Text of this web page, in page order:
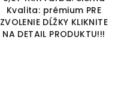
Kvalita: prémium PRE
ZVOLENIE DĹŽKY KLIKNITE
NA DETAIL PRODUKTU!!!